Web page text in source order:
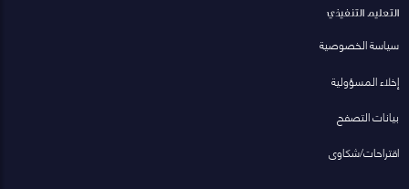
التعليم التنفيذي
سياسة الخصوصية
إخلاء المسؤولية
بيانات التصفح
اقتراحات/شكاوى